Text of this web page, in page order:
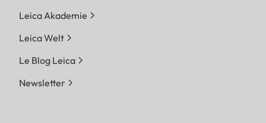
Leica Akademie
Leica Welt
Le Blog Leica
Newsletter